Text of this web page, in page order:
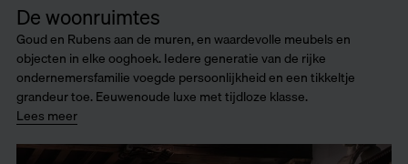
De woonruimtes
Goud en Rubens aan de muren, en waardevolle meubels en
objecten in elke ooghoek. Iedere generatie van de rijke
ondernemersfamilie voegde persoonlijkheid en een tikkeltje
grandeur toe. Eeuwenoude luxe met tijdloze klasse.
Lees meer